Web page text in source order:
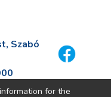
Szabó
for the